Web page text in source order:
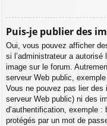
Puis-je publier des
Oui, vous pouvez afficher
si l’administrateur a
image sur le forum.
serveur Web public,
Vous ne pouvez pas lier des
serveur Web public) ni des
d’authentification, exemple
protégés par un mot de